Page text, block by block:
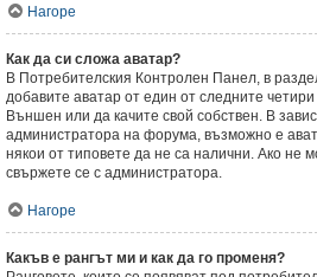
Нагоре
Как да си сложа аватар?
В Потребителския Контролен Панел, в
добавите аватар от един от следните
Външен или да качите свой собствен. В
администратора на форума, възможно е
някои от типовете да не са налични. Ако не
свържете се с администратора.
Нагоре
Какъв е рангът ми и как да го променя?